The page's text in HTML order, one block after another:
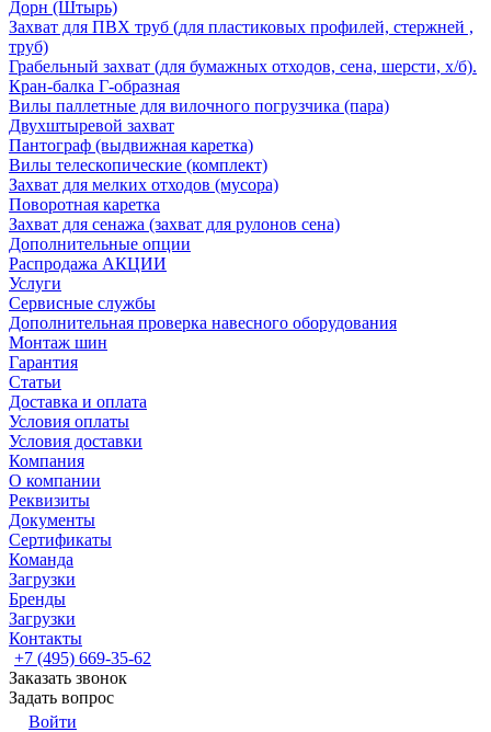
Дорн (Штырь)
Захват для ПВХ труб (для пластиковых профилей, стержней ,
труб)
Грабельный захват (для бумажных отходов, сена, шерсти, х/б).
Кран-балка Г-образная
Вилы паллетные для вилочного погрузчика (пара)
Двухштыревой захват
Пантограф (выдвижная каретка)
Вилы телескопические (комплект)
Захват для мелких отходов (мусора)
Поворотная каретка
Захват для сенажа (захват для рулонов сена)
Дополнительные опции
Распродажа АКЦИИ
Услуги
Сервисные службы
Дополнительная проверка навесного оборудования
Монтаж шин
Гарантия
Статьи
Доставка и оплата
Условия оплаты
Условия доставки
Компания
О компании
Реквизиты
Документы
Сертификаты
Команда
Загрузки
Бренды
Загрузки
Контакты
+7 (495) 669-35-62
Заказать звонок
Задать вопрос
Войти